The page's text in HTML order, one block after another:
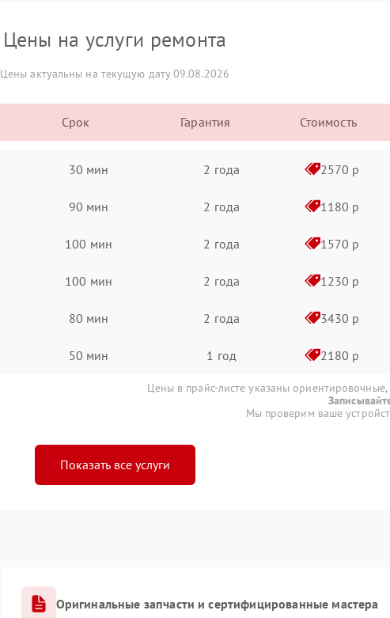
Цены на услуги ремонта
Цены актуальны на текущую дату 09.08.2026
Срок Гарантия Стоимость
30 мин 2 года 2570 р
90 мин 2 года 1180 р
100 мин 2 года 1570 р
100 мин 2 года 1230 р
80 мин 2 года 3430 р
50 мин 1 год 2180 р
Цены в прайс-листе указаны ориентировочные,
Мы проверим ваше
Показать все услуги
Оригинальные запчасти и сертифицированные мастера